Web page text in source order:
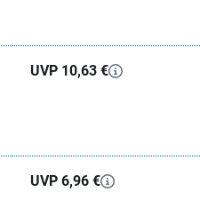
UVP 10,63 €
UVP 6,96 €